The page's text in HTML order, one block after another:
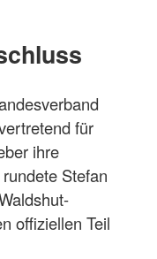
für
ihre
Stefan
offiziellen Teil